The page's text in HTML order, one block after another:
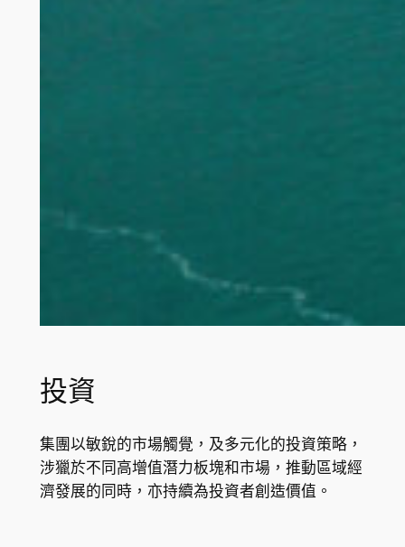
投資
集團以敏銳的市場觸覺，及多元化的投資策略，
涉獵於不同高增值潛力板塊和市場，推動區域經
濟發展的同時，亦持續為投資者創造價值。